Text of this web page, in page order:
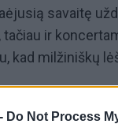
Do Not Process
savaitę
ir
kad milžiniškų